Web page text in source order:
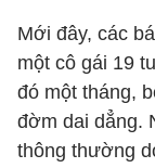
Mới đây, các
một cô gái 19
đó một tháng,
đờm dai dẳng.
thông thường